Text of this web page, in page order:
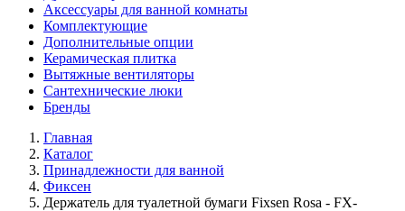
Аксессуары для ванной комнаты
Комплектующие
Дополнительные опции
Керамическая плитка
Вытяжные вентиляторы
Сантехнические люки
Бренды
Главная
Каталог
Принадлежности для ванной
Фиксен
Держатель для туалетной бумаги Fixsen Rosa - FX-